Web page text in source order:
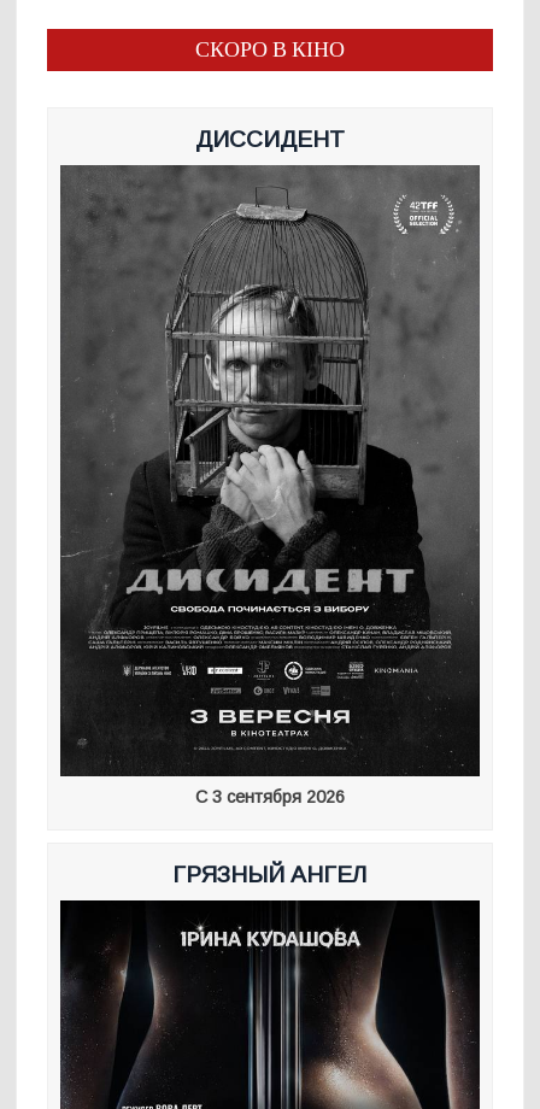
СКОРО В КІНО
ДИССИДЕНТ
С 3 сентября 2026
ГРЯЗНЫЙ АНГЕЛ